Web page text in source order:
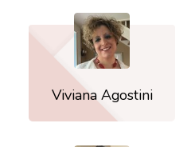
Viviana Agostini